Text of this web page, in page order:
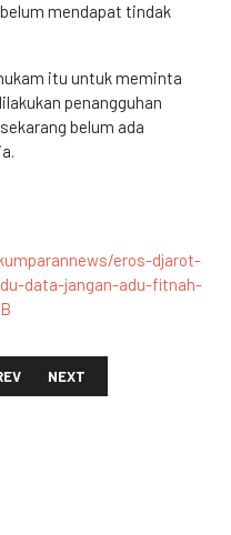
mendapat tindak
itu untuk meminta
penangguhan
belum ada
eros-djarot-
data-jangan-adu-fitnah-
ARTICLE: KEKUATAN
NEXT ARTICLE: EROS
NEXT